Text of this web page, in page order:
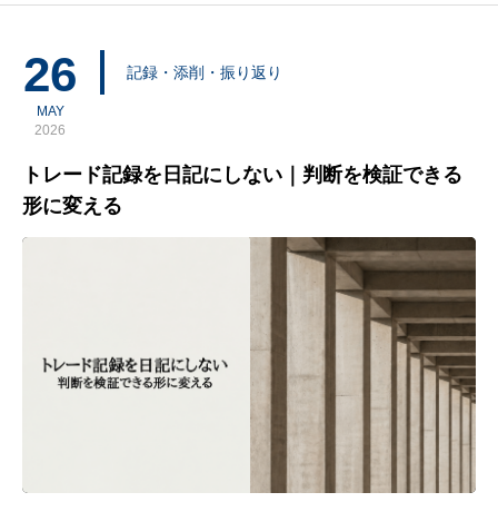
のものではないからです。ロット調整だけで資金管理を考える
26
MAY
2026
記録・添削・振り返り
トレード記録を日記にしない｜判断を検証できる
形に変える